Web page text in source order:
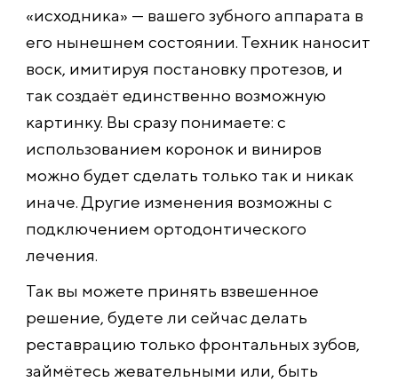
«исходника» — вашего зубного аппарата в
его нынешнем состоянии. Техник наносит
воск, имитируя постановку протезов, и
так создаёт единственно возможную
картинку. Вы сразу понимаете: с
использованием коронок и виниров
можно будет сделать только так и никак
иначе. Другие изменения возможны с
подключением ортодонтического
лечения.
Так вы можете принять взвешенное
решение, будете ли сейчас делать
реставрацию только фронтальных зубов,
займётесь жевательными или, быть